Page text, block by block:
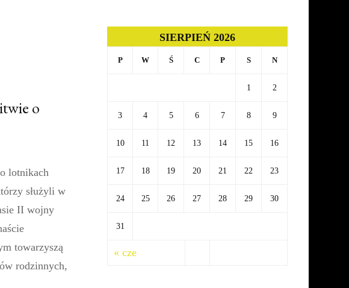
o
lotnikach
służyli w
II wojny
towarzyszą
rodzinnych,
SIERPIEŃ 2026
P W Ś C P S N
1 2
3 4 5 6 7 8 9
10 11 12 13 14 15 16
17 18 19 20 21 22 23
24 25 26 27 28 29 30
31
« cze